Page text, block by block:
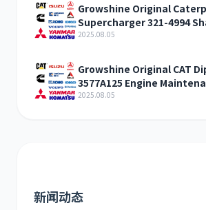
Growshine Original
Supercharger 321-4994
2025.08.05
Growshine Original CAT
3577A125 Engine
2025.08.05
新闻动态